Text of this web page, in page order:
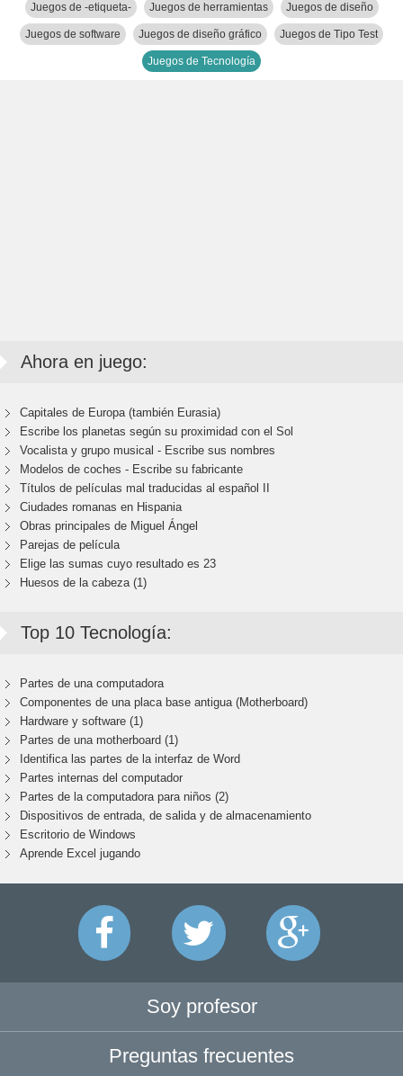
Juegos de -etiqueta- Juegos de herramientas Juegos de diseño
Juegos de software Juegos de diseño gráfico Juegos de Tipo Test
Juegos de Tecnología
Ahora en juego:
Capitales de Europa (también Eurasia)
Escribe los planetas según su proximidad con el Sol
Vocalista y grupo musical - Escribe sus nombres
Modelos de coches - Escribe su fabricante
Títulos de películas mal traducidas al español II
Ciudades romanas en Hispania
Obras principales de Miguel Ángel
Parejas de película
Elige las sumas cuyo resultado es 23
Huesos de la cabeza (1)
Top 10 Tecnología:
Partes de una computadora
Componentes de una placa base antigua (Motherboard)
Hardware y software (1)
Partes de una motherboard (1)
Identifica las partes de la interfaz de Word
Partes internas del computador
Partes de la computadora para niños (2)
Dispositivos de entrada, de salida y de almacenamiento
Escritorio de Windows
Aprende Excel jugando
Soy profesor
Preguntas frecuentes